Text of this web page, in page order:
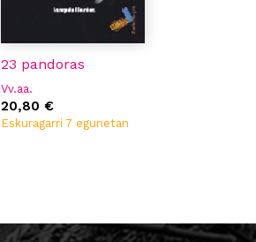
23 pandoras
Vv.aa.
20,80 €
Eskuragarri 7 egunetan